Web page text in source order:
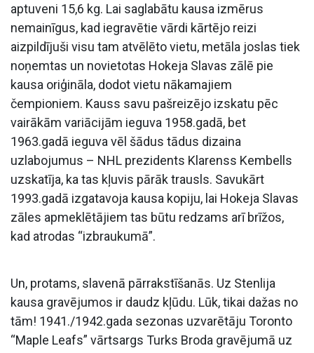
aptuveni 15,6 kg. Lai saglabātu kausa izmērus
nemainīgus, kad iegravētie vārdi kārtējo reizi
aizpildījuši visu tam atvēlēto vietu, metāla joslas tiek
noņemtas un novietotas Hokeja Slavas zālē pie
kausa oriģināla, dodot vietu nākamajiem
čempioniem. Kauss savu pašreizējo izskatu pēc
vairākām variācijām ieguva 1958.gadā, bet
1963.gadā ieguva vēl šādus tādus dizaina
uzlabojumus – NHL prezidents Klarenss Kembells
uzskatīja, ka tas kļuvis pārāk trausls. Savukārt
1993.gadā izgatavoja kausa kopiju, lai Hokeja Slavas
zāles apmeklētājiem tas būtu redzams arī brīžos,
kad atrodas “izbraukumā”.
Un, protams, slavenā pārrakstīšanās. Uz Stenlija
kausa gravējumos ir daudz kļūdu. Lūk, tikai dažas no
tām! 1941./1942.gada sezonas uzvarētāju Toronto
“Maple Leafs” vārtsargs Turks Broda gravējumā uz